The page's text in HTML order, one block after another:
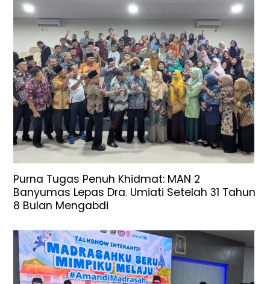
Purna Tugas Penuh Khidmat: MAN 2
Banyumas Lepas Dra. Umiati Setelah 31 Tahun
8 Bulan Mengabdi